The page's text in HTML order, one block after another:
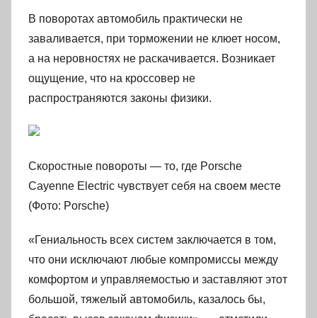
В поворотах автомобиль практически не
заваливается, при торможении не клюет носом,
а на неровностях не раскачивается. Возникает
ощущение, что на кроссовер не
распространяются законы физики.
Скоростные повороты — то, где Porsche
Cayenne Electric чувствует себя на своем месте
(Фото: Porsche)
«Гениальность всех систем заключается в том,
что они исключают любые компромиссы между
комфортом и управляемостью и заставляют этот
большой, тяжелый автомобиль, казалось бы,